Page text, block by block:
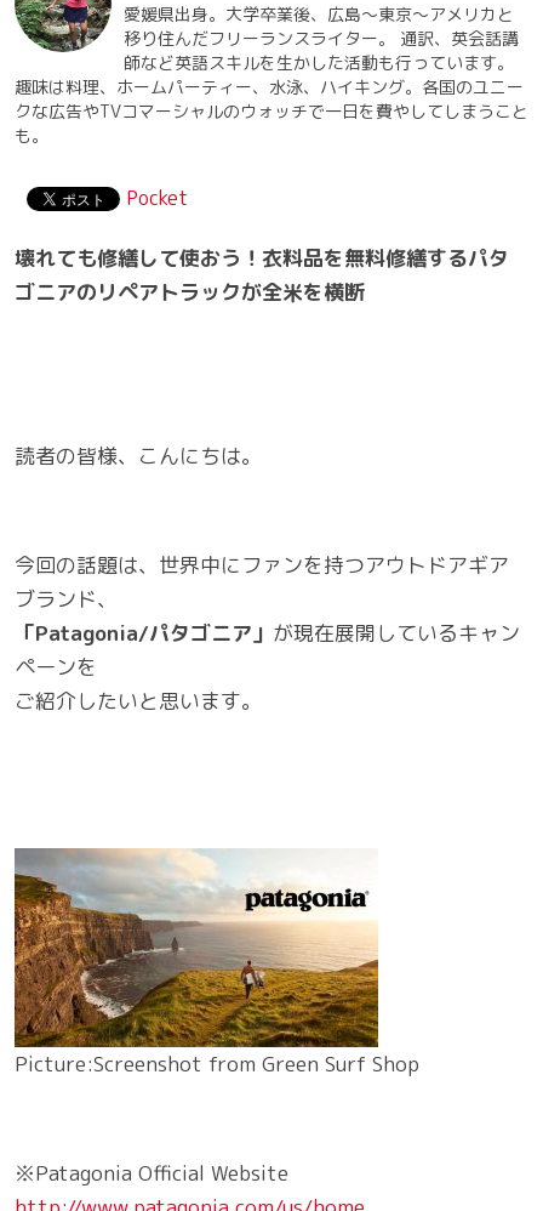
愛媛県出身。大学卒業後、広島〜東京〜アメリカと
移り住んだフリーランスライター。 通訳、英会話講
師など英語スキルを生かした活動も行っています。
趣味は料理、ホームパーティー、水泳、ハイキング。各国のユニー
クな広告やTVコマーシャルのウォッチで一日を費やしてしまうこと
も。
Pocket
壊れても修繕して使おう！衣料品を無料修繕するパタ
ゴニアのリペアトラックが全米を横断
読者の皆様、こんにちは。
今回の話題は、世界中にファンを持つアウトドアギア
ブランド、
「Patagonia/パタゴニア」 が現在展開しているキャン
ペーンを
ご紹介したいと思います。
Picture:Screenshot from Green Surf Shop
※Patagonia Official Website